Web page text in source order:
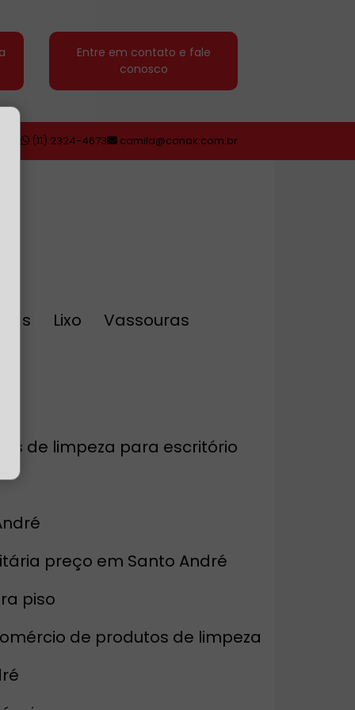
Entre em contato e fale
conosco
(11) 2324-4673 camila@canak.com.br
Lixo
Vassouras
de limpeza para escritório
preço em Santo André
piso
Comércio de produtos de limpeza